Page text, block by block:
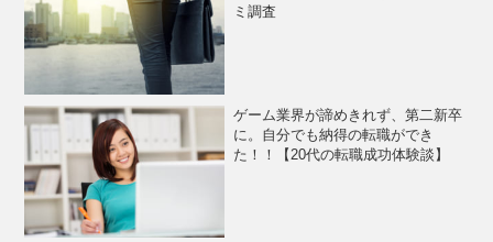
ミ調査
ゲーム業界が諦めきれず、第二新卒
に。自分でも納得の転職ができ
た！！【20代の転職成功体験談】